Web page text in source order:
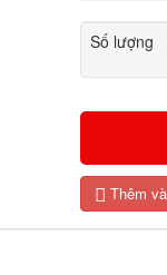
Số lượng
Thêm